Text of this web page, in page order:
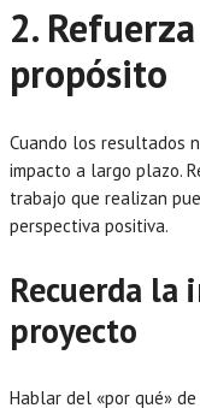
2.
propósito
Cuando los resultados
impacto a largo plazo.
trabajo que realizan
perspectiva positiva.
Recuerda la
proyecto
Hablar del «por qué»